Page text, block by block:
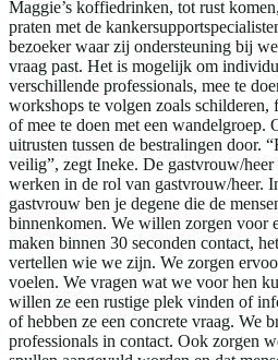
Maggie’s koffiedrinken, tot rust
praten met de
bezoeker waar zij ondersteuning bij
vraag past. Het is mogelijk om
verschillende professionals, mee te
workshops te volgen zoals schilderen,
of mee te doen met een wandelgroep.
uitrusten tussen de bestralingen door.
veilig”, zegt Ineke. De gastvrouw/
werken in de rol van gastvrouw/heer.
gastvrouw ben je degene die de
binnenkomen. We willen zorgen voor
maken binnen 30 seconden contact,
vertellen wie we zijn. We zorgen
voelen. We vragen wat we voor hen
willen ze een rustige plek vinden of
of hebben ze een concrete vraag. We
professionals in contact. Ook zorgen